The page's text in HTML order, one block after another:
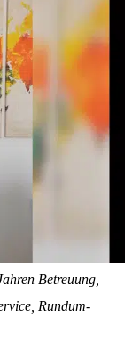
Betreuung,
Rundum-